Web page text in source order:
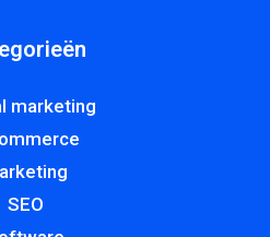
marketing
SEO